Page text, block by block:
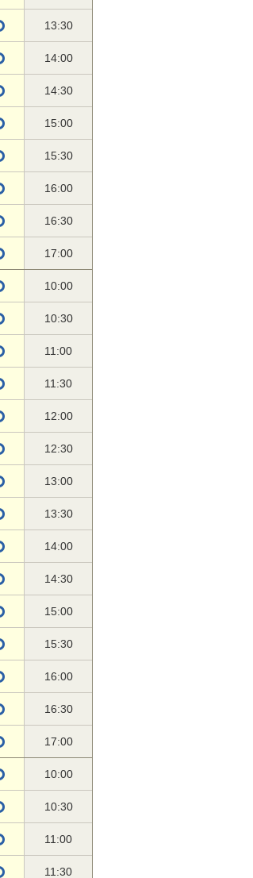
13:30
14:00
14:30
15:00
15:30
16:00
16:30
17:00
10:00
10:30
11:00
11:30
12:00
12:30
13:00
13:30
14:00
14:30
15:00
15:30
16:00
16:30
17:00
10:00
10:30
11:00
11:30